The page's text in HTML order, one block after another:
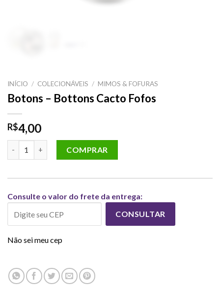
INÍCIO / COLECIONÁVEIS / MIMOS & FOFURAS
Botons – Bottons Cacto Fofos
R$4,00
COMPRAR
Consulte o valor do frete da entrega:
CONSULTAR
Não sei meu cep